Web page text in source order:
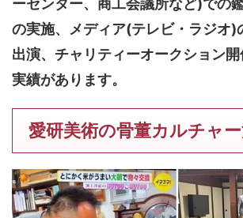
ーセンター、商工会議所など)での
の実施、メディア(テレビ・ラジオ)
出演、チャリティーオークション
実績があります。
愛研美術の骨董カルチャー